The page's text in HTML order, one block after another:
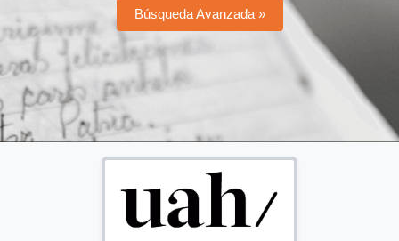
Búsqueda Avanzada »